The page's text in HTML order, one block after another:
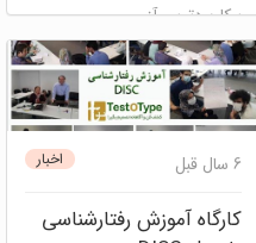
پرکاربردترین آزمون ...
دیسک
اخبار 6 سال قبل
کارگاه آموزش رفتارشناسی